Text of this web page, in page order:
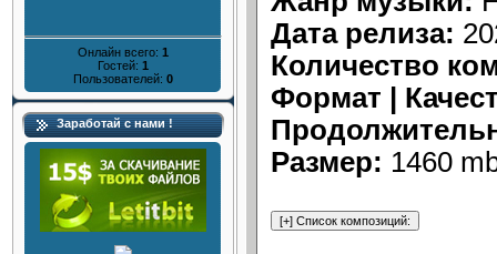
Онлайн всего: 1
Гостей: 1
Пользователей: 0
Заработай с нами !
Дата релиза:
Количество
Формат |
Размер: 1460